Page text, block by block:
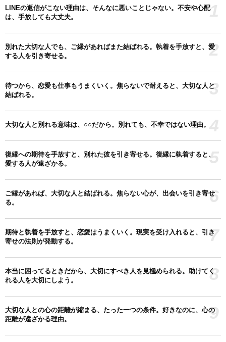
LINEの返信がこない理由は、そんなに悪いことじゃない。不安や心配
は、手放しても大丈夫。
1
別れた大切な人でも、ご縁があればまた結ばれる。執着を手放すと、愛
する人を引き寄せる。
2
待つから、恋愛も仕事もうまくいく。焦らないで耐えると、大切な人と
結ばれる。
3
大切な人と別れる意味は、○○だから。別れても、不幸ではない理由。 4
復縁への期待を手放すと、別れた彼を引き寄せる。復縁に執着すると、
愛する人が遠ざかる。
5
ご縁があれば、大切な人と結ばれる。焦らない心が、出会いを引き寄せ
る。
6
期待と執着を手放すと、恋愛はうまくいく。現実を受け入れると、引き
寄せの法則が発動する。
7
本当に困ってるときだから、大切にすべき人を見極められる。助けてく
れる人を大切にしよう。
8
大切な人との心の距離が縮まる、たった一つの条件。好きなのに、心の
距離が遠ざかる理由。
9